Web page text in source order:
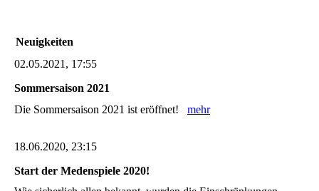
Neuigkeiten
02.05.2021, 17:55
Sommersaison 2021
Die Sommersaison 2021 ist eröffnet! mehr
18.06.2020, 23:15
Start der Medenspiele 2020!